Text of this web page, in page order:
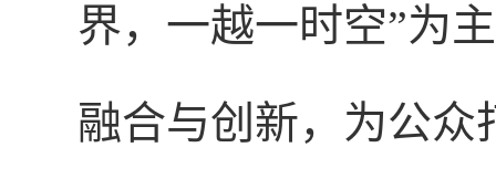
界，一越一时空”为
融合与创新，为公